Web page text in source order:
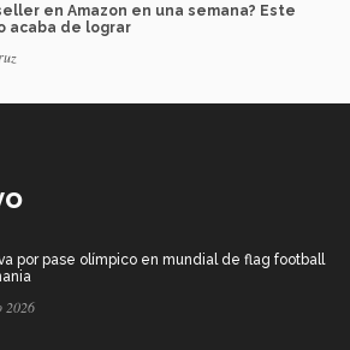
en Amazon en una semana? Este
acaba de lograr
por pase olímpico en mundial de flag football
2026